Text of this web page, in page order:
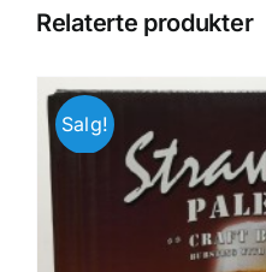
Relaterte produkter
Salg!